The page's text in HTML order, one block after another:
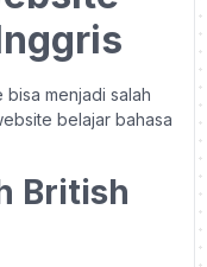
bisa menjadi salah
belajar bahasa
British